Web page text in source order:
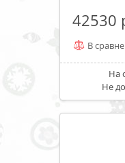
42530
В
На
Не